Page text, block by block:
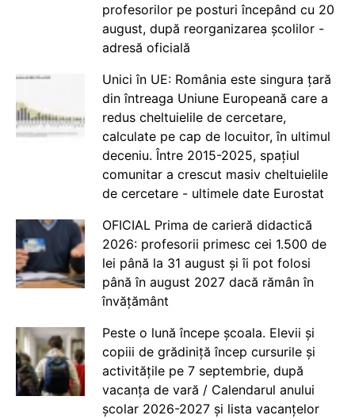
profesorilor pe posturi începând cu 20
august, după reorganizarea școlilor -
adresă oficială
Unici în UE: România este singura țară
din întreaga Uniune Europeană care a
redus cheltuielile de cercetare,
calculate pe cap de locuitor, în ultimul
deceniu. Între 2015-2025, spațiul
comunitar a crescut masiv cheltuielile
de cercetare - ultimele date Eurostat
OFICIAL Prima de carieră didactică
2026: profesorii primesc cei 1.500 de
lei până la 31 august și îi pot folosi
până în august 2027 dacă rămân în
învățământ
Peste o lună începe școala. Elevii și
copiii de grădiniță încep cursurile și
activitățile pe 7 septembrie, după
vacanța de vară / Calendarul anului
școlar 2026-2027 și lista vacanțelor